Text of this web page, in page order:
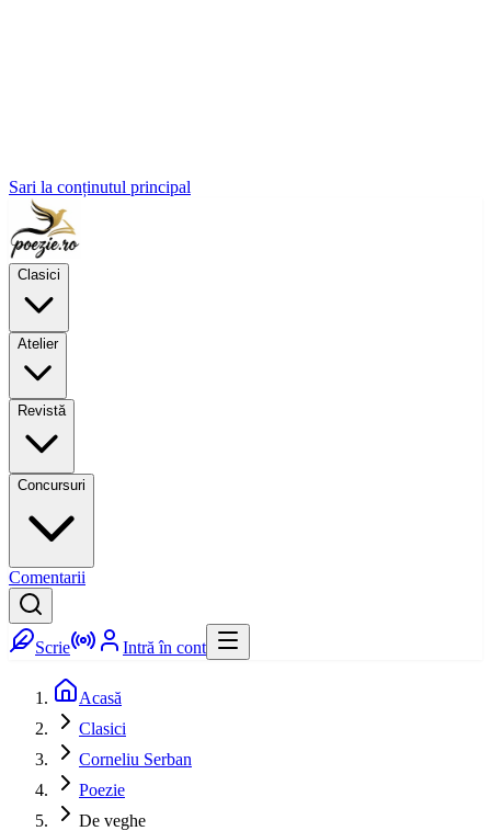
Sari la conținutul principal
Clasici
Atelier
Revistă
Concursuri
Comentarii
Scrie Intră în cont
Acasă
Clasici
Corneliu Serban
Poezie
De veghe